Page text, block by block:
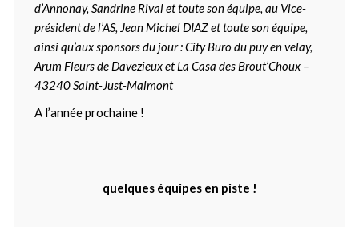
d’Annonay, Sandrine Rival et toute son équipe, au Vice-
président de l’AS, Jean Michel DIAZ et toute son équipe,
ainsi qu’aux sponsors du jour : City Buro du puy en velay,
Arum Fleurs de Davezieux et La Casa des Brout’Choux –
43240 Saint-Just-Malmont
A l’année prochaine !
quelques équipes en piste !